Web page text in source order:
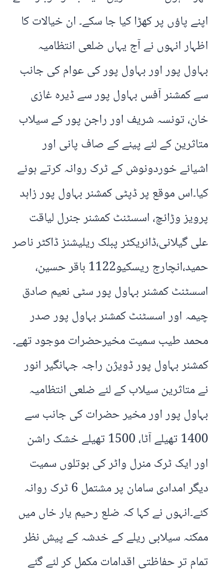
اپنے پاؤں پر کھڑا کیا جا سکے۔ ان خیالات کا
اظہار انہوں نے آج یہاں ضلعی انتظامیہ
بہاول پور اور بہاول پور کی عوام کی جانب
سے کمشنر آفس بہاول پور سے ڈیرہ غازی
خان، تونسہ شریف اور راجن پور کے سیلاب
متاثرین کے لئے پینے کے صاف پانی اور
اشیائے خوردونوش کے ٹرک روانہ کرتے ہوئے
کیا۔اس موقع پر ڈپٹی کمشنر بہاول پور زاہد
پرویز وڑائچ، اسسٹنٹ کمشنر جنرل لیاقت
علی گیلانی،ڈائریکٹر پبلک ریلیشنز ڈاکٹر ناصر
حمید،انچارج ریسکیو1122 باقر حسین،
اسسٹنٹ کمشنر بہاول پور سٹی نعیم صادق
چیمہ اور اسسٹنٹ کمشنر بہاول پور صدر
محمد طیب سمیت مخیرحضرات موجود تھے۔
کمشنر بہاول پور ڈویژن راجہ جہانگیر انور
نے متاثرین سیلاب کے لئے ضلعی انتظامیہ
بہاول پور اور مخیر حضرات کی جانب سے
1400 تھیلے آٹا، 1500 تھیلے خشک راشن
اور ایک ٹرک منرل واٹر کی بوتلوں سمیت
دیگر امدادی سامان پر مشتمل 6 ٹرک روانہ
کئے۔انہوں نے کہا کہ ضلع رحیم یار خاں میں
ممکنہ سیلابی ریلے کے خدشہ کے پیش نظر
تمام تر حفاظتی اقدامات مکمل کر لئے گئے